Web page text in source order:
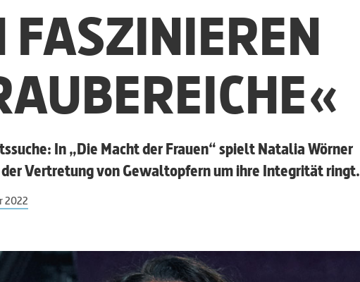
FASZINIEREN
In „Die Macht der Frauen“ spielt ­Natalia ­Wörner
Vertretung von Gewalt­opfern um ihre Integrität ringt.
2022